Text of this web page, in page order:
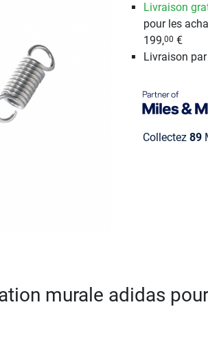
Livraison
pour les
199,00 €
Livraison par
Collectez 89
murale adidas